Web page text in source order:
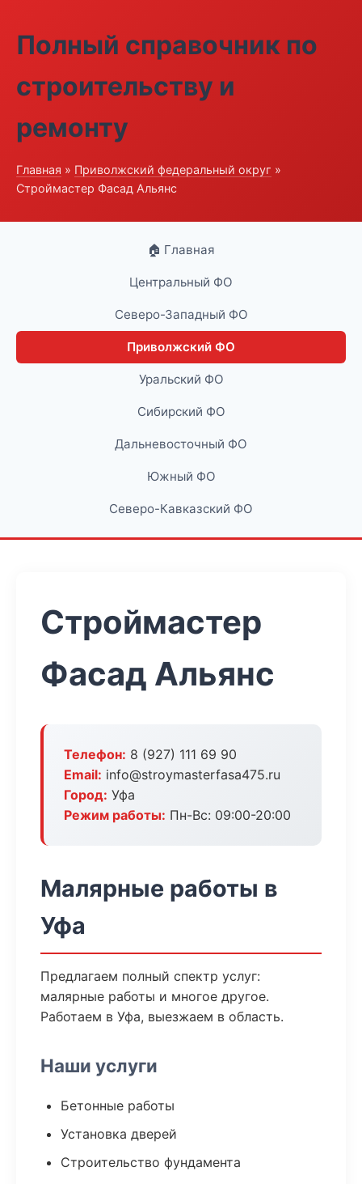
Полный справочник по
строительству и
ремонту
Главная » Приволжский федеральный округ »
Строймастер Фасад Альянс
🏠 Главная
Центральный ФО
Северо-Западный ФО
Приволжский ФО
Уральский ФО
Сибирский ФО
Дальневосточный ФО
Южный ФО
Северо-Кавказский ФО
Строймастер
Фасад Альянс
Телефон: 8 (927) 111 69 90
Email: info@stroymasterfasa475.ru
Город: Уфа
Режим работы: Пн-Вс: 09:00-20:00
Малярные работы в
Уфа
Предлагаем полный спектр услуг:
малярные работы и многое другое.
Работаем в Уфа, выезжаем в область.
Наши услуги
Бетонные работы
Установка дверей
Строительство фундамента